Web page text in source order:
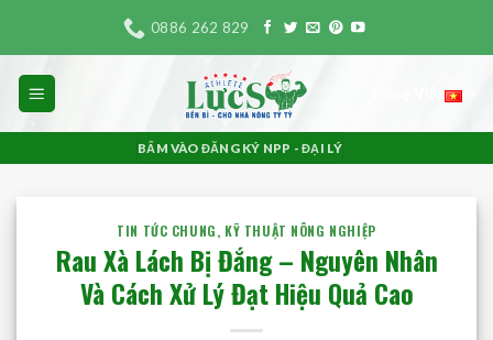
nội
dung
0886 262 829
BẤM VÀO ĐĂNG KÝ NPP - ĐẠI LÝ
TIN TỨC CHUNG, KỸ THUẬT NÔNG NGHIỆP
Rau Xà Lách Bị Đắng – Nguyên Nhân
Và Cách Xử Lý Đạt Hiệu Quả Cao